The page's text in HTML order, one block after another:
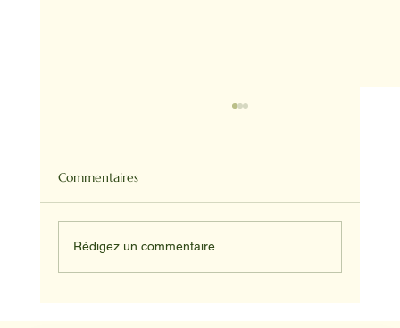
Commentaires
Rédigez un commentaire...